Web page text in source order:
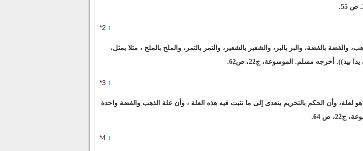
*2 ↑
بالفضة، والبر بالبر، والشعير بالشعير، والتمر بالتمر، والملح بالملح ، مثلا بمثل،
بيد)). أخرجه مسلم. الموسوعة، ج22، ص62.
*3 ↑
لعلة، وأن الحكم بالتحريم يتعدى إلى ما تثبت فيه هذه العلة ، وأن علة الذهب والفضة واحدة
ص 64.
*4 ↑